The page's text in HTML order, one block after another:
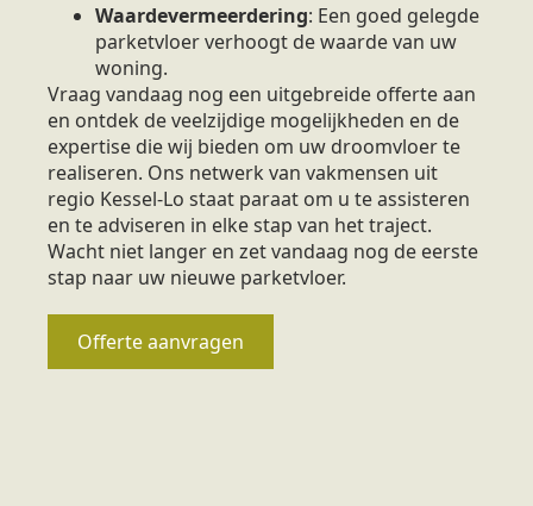
Waardevermeerdering: Een goed gelegde
parketvloer verhoogt de waarde van uw
woning.
Vraag vandaag nog een uitgebreide offerte aan
en ontdek de veelzijdige mogelijkheden en de
expertise die wij bieden om uw droomvloer te
realiseren. Ons netwerk van vakmensen uit
regio Kessel-Lo staat paraat om u te assisteren
en te adviseren in elke stap van het traject.
Wacht niet langer en zet vandaag nog de eerste
stap naar uw nieuwe parketvloer.
Offerte aanvragen